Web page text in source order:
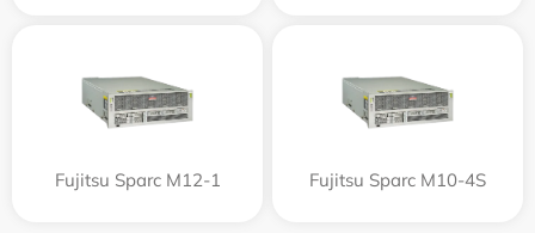
Fujitsu Sparc M12-1 Fujitsu Sparc M10-4S